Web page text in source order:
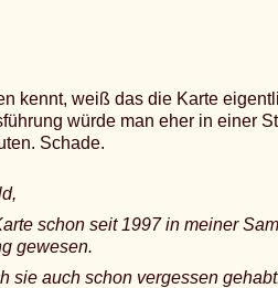
kennt, weiß das die Karte
würde man eher in einer
Schade.
schon seit 1997 in meiner
gewesen.
sie auch schon vergessen